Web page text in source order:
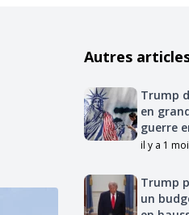
Autres
Trump
en
guerre
il y a 1
Trump
un